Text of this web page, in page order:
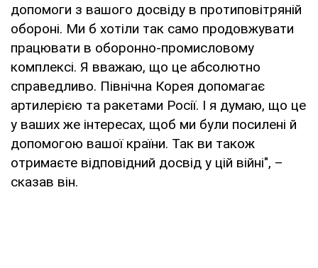
допомоги з вашого досвіду в протиповітряній
обороні. Ми б хотіли так само продовжувати
працювати в оборонно-промисловому
комплексі. Я вважаю, що це абсолютно
справедливо. Північна Корея допомагає
артилерією та ракетами Росії. І я думаю, що це
у ваших же інтересах, щоб ми були посилені й
допомогою вашої країни. Так ви також
отримаєте відповідний досвід у цій війні", –
сказав він.